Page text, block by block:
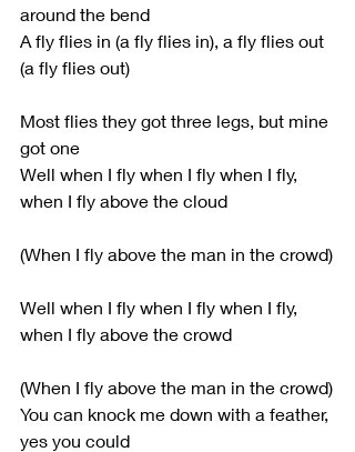
around the bend
A fly flies in (a fly flies in), a fly flies out
(a fly flies out)
Most flies they got three legs, but mine
got one
Well when I fly when I fly when I fly,
when I fly above the cloud
(When I fly above the man in the crowd)
Well when I fly when I fly when I fly,
when I fly above the crowd
(When I fly above the man in the crowd)
You can knock me down with a feather,
yes you could